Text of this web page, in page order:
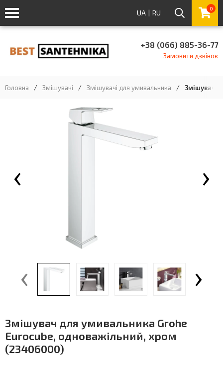
UA | RU 0
+38 (066) 885-36-77
Замовити дзвінок
Головна / Змішувачі / Змішувачі для умивальника / Змішувач
‹ ›
‹ ›
Змішувач для умивальника Grohe
Eurocube, одноважільний, хром
(23406000)